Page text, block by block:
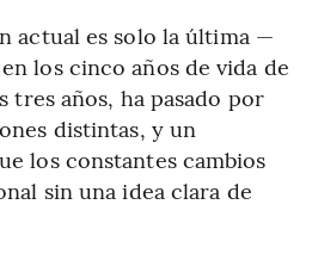
actual es solo la última —
los cinco años de vida de
tres años, ha pasado por
distintas, y un
los constantes cambios
sin una idea clara de